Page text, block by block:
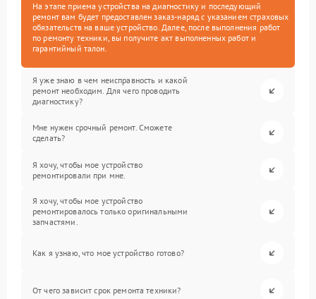
На этапе приема устройства на диагностику и последующий
ремонт вам будет предоставлен заказ-наряд с указанием страховых
обязательств на ваше устройство. Далее, после выполнения работ
по ремонту техники, вы получите акт выполненных работ и
гарантийный талон.
Я уже знаю в чем неисправность и какой
ремонт необходим. Для чего проводить
диагностику?
Мне нужен срочный ремонт. Сможете
сделать?
Я хочу, чтобы мое устройство
ремонтировали при мне.
Я хочу, чтобы мое устройство
ремонтировалось только оригинальными
запчастями.
Как я узнаю, что мое устройство готово?
От чего зависит срок ремонта техники?